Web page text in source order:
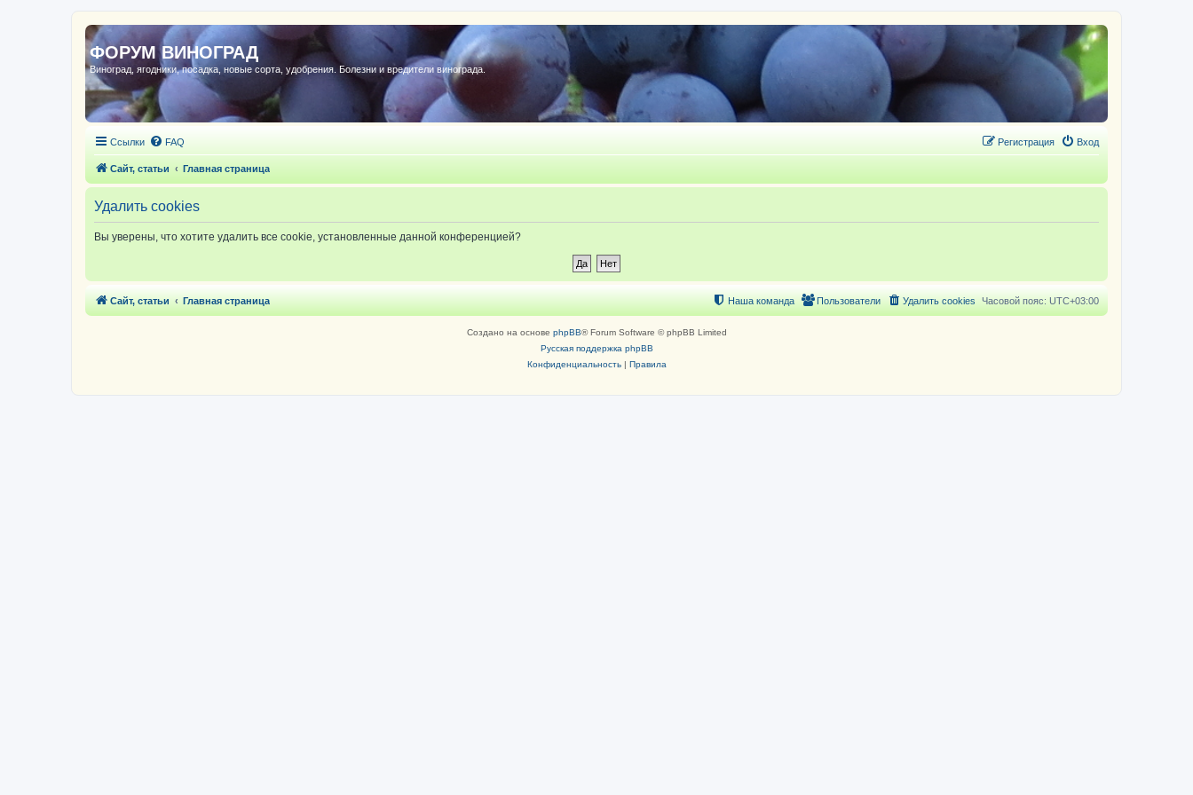
ФОРУМ ВИНОГРАД
Виноград, ягодники, посадка, новые сорта, удобрения. Болезни и вредители винограда.
Ссылки FAQ Вход
Регистрация
Сайт, статьи Главная страница
Удалить cookies
Вы уверены, что хотите удалить все cookie, установленные данной конференцией?
Сайт, статьи Главная страница Часовой пояс: UTC+03:00
Удалить cookies
Пользователи
Наша команда
Создано на основе phpBB® Forum Software © phpBB Limited
Русская поддержка phpBB
Конфиденциальность| Правила